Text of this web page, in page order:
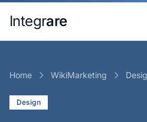
Integrare
Home WikiMarketing
Design